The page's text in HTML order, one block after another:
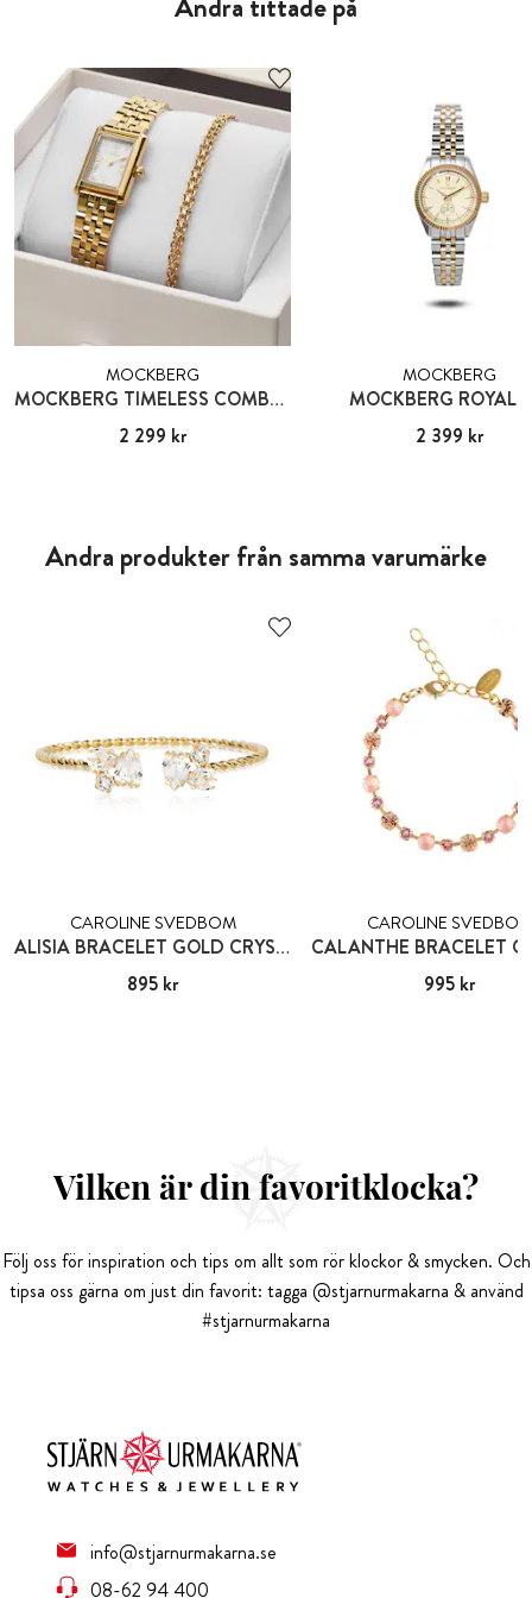
MOCKBERG
MOCKBERG TIMELESS COMBO GOLD
Pris :2 299 kr
2 299 kr
MOCKBERG
MOCKBERG ROYAL
Pris :2 399 kr
2 399 kr
Andra produkter från samma varumärke
CAROLINE SVEDBOM
ALISIA BRACELET GOLD CRYSTAL
Pris:895 kr
895 kr
CAROLINE SVEDBOM
Pris:995 kr
995 kr
Vilken är din favoritklocka?
Följ oss för inspiration och tips om allt som rör klockor & smycken. Och
tipsa oss gärna om just din favorit: tagga @stjarnurmakarna & använd
#stjarnurmakarna
info@stjarnurmakarna.se
08-62 94 400